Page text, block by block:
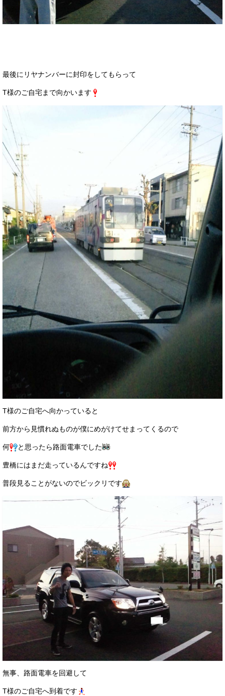
最後にリヤナンバーに封印をしてもらって
T様のご自宅まで向かいます
T様のご自宅へ向かっていると
前方から見慣れぬものが僕にめがけてせまってくるので
何 と思ったら路面電車でした
豊橋にはまだ走っているんですね
普段見ることがないのでビックリです
無事、路面電車を回避して
T様のご自宅へ到着です